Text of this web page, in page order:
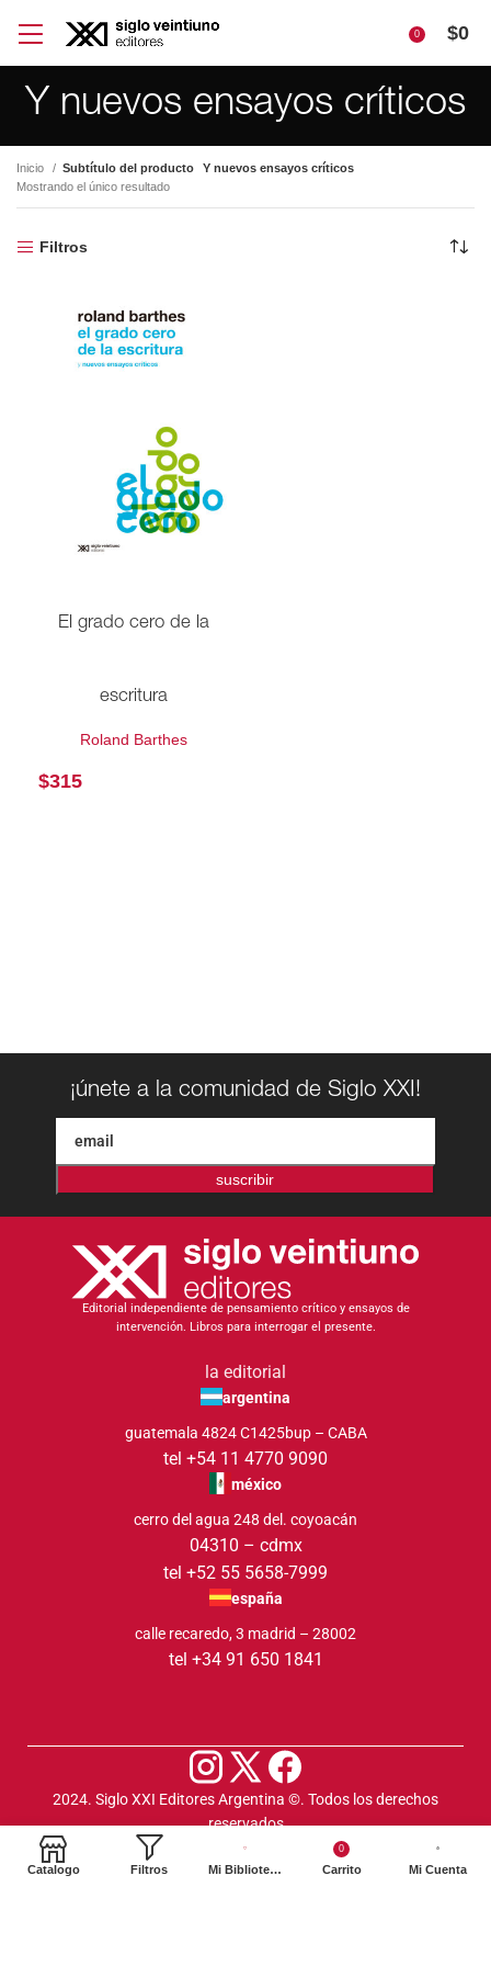
0 $0
Y nuevos ensayos críticos
Inicio Subtítulo del producto
Y nuevos ensayos críticos
Mostrando el único resultado
Filtros
El grado cero de la
escritura
Roland Barthes
$315
¡únete a la comunidad de Siglo XXI!
suscribir
Editorial independiente de pensamiento crítico y ensayos de
intervención. Libros para interrogar el presente.
la editorial
argentina
guatemala 4824 C1425bup – CABA
tel +54 11 4770 9090
méxico
cerro del agua 248 del. coyoacán
04310 – cdmx
tel +52 55 5658-7999
españa
calle recaredo, 3 madrid – 28002
tel +34 91 650 1841
2024. Siglo XXI Editores Argentina ©️. Todos los derechos
reservados
Catalogo Filtros Mi Biblioteca
0
Carrito Mi Cuenta